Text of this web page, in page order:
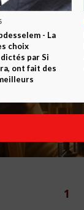
1
- La
choix
par Si
ont fait des